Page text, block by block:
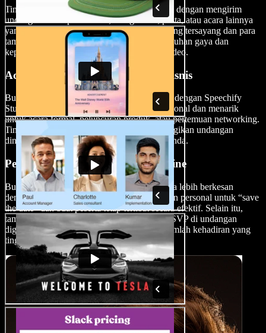
Tingkatkan jumlah RSVP untuk acara spesial dengan mengirim
undangan video pernikahan, ulang tahun, pesta, atau acara lainnya
yang menarik secara visual kepada orang-orang tersayang dan para
tamu. Tampilkan suasana meriah dengan sentuhan gaya dan
kepribadian unik Anda di setiap undangan video.
Acara Korporat dan Undangan Bisnis
Buat undangan yang tepat untuk acara bisnis dengan Speechify
Studio, memberikan pengenalan yang profesional dan menarik
untuk acara formal, peluncuran produk, atau pertemuan networking.
Tingkatkan jumlah kehadiran dengan membagikan undangan
dinamis ini ke seluruh jaringan profesional Anda.
Pertemuan Virtual dan Rapat Online
Buat rapat online atau pertemuan virtual Anda lebih berkesan
dengan undangan digital, tambahkan sentuhan personal untuk “save
the date” dan buat peserta tetap terlibat secara efektif. Selain itu,
tambahkan elemen interaktif seperti tautan RSVP di undangan
digital Anda untuk membantu memastikan jumlah kehadiran yang
tinggi.